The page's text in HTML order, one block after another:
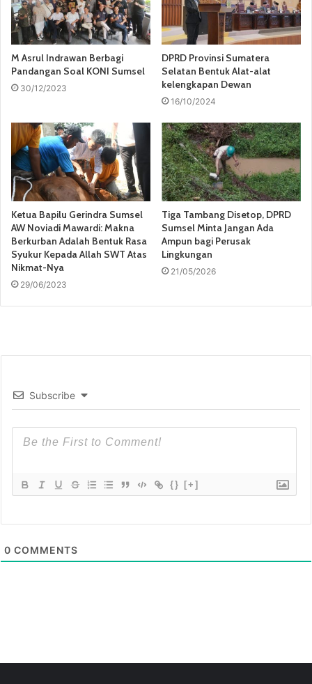
M Asrul Indrawan Berbagi
Pandangan Soal KONI Sumsel
30/12/2023
DPRD Provinsi Sumatera
Selatan Bentuk Alat-alat
kelengkapan Dewan
16/10/2024
Ketua Bapilu Gerindra Sumsel
AW Noviadi Mawardi: Makna
Berkurban Adalah Bentuk Rasa
Syukur Kepada Allah SWT Atas
Nikmat-Nya
29/06/2023
Tiga Tambang Disetop, DPRD
Sumsel Minta Jangan Ada
Ampun bagi Perusak
Lingkungan
21/05/2026
Subscribe
{} [+]
0 COMMENTS